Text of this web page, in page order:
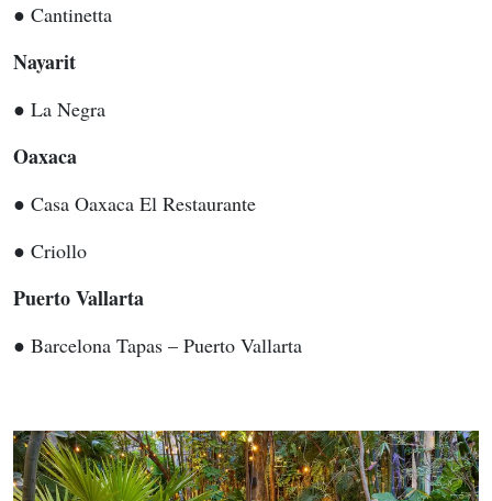
● Cantinetta
Nayarit
● La Negra
Oaxaca
● Casa Oaxaca El Restaurante
● Criollo
Puerto Vallarta
● Barcelona Tapas – Puerto Vallarta